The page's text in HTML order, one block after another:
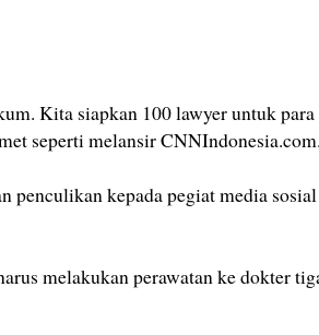
Kita siapkan 100 lawyer untuk para
seperti melansir CNNIndonesia.com.
penculikan kepada pegiat media sosial
melakukan perawatan ke dokter